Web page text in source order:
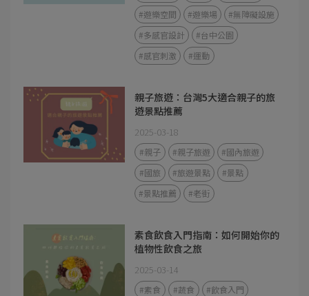
#遊樂空間
#遊樂場
#無障礙設施
#多感官設計
#台中公園
#感官刺激
#運動
親子旅遊：台灣5大適合親子的旅
遊景點推薦
2025-03-18
#親子 #親子旅遊
#國內旅遊
#國旅
#旅遊景點
#景點
#景點推薦
#老街
素食飲食入門指南：如何開始你的
植物性飲食之旅
2025-03-14
#素食 #蔬食
#飲食入門